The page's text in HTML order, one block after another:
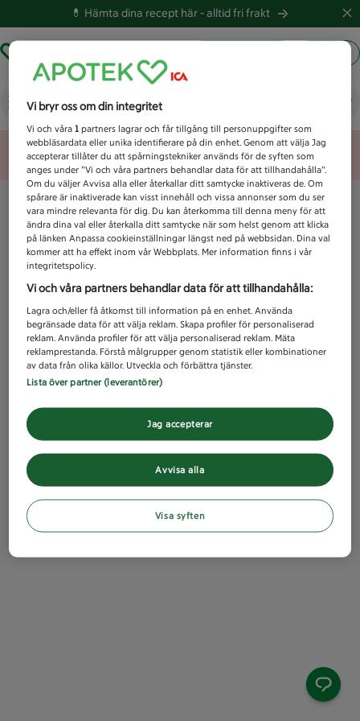
💊 Hämta dina recept här -alltid fri frakt
Vad letar du efter idag?
Unknown error
Vi bryr oss om din integritet
Vi och våra1 partners lagrar och får tillgång till personuppgifter som
webbläsardata eller unika identifierare på din enhet. Genom att välja Jag
accepterar tillåter du att spårningstekniker används för de syften som
anges under ”Vi och våra partners behandlar data för att tillhandahålla”.
Om du väljer Avvisa alla eller återkallar ditt samtycke inaktiveras de. Om
spårare är inaktiverade kan visst innehåll och vissa annonser som du ser
vara mindre relevanta för dig. Du kan återkomma till denna meny för att
ändra dina val eller återkalla ditt samtycke när som helst genom att klicka
på länken Anpassa cookieinställningar längst ned på webbsidan. Dina val
kommer att ha effekt inom vår Webbplats. Mer information finns i vår
integritetspolicy.
Vi och våra partners behandlar data för att tillhandahålla:
Lagra och/eller få åtkomst till information på en enhet. Använda
begränsade data för att välja reklam. Skapa profiler för personaliserad
reklam. Använda profiler för att välja personaliserad reklam. Mäta
reklamprestanda. Förstå målgrupper genom statistik eller kombinationer
av data från olika källor. Utveckla och förbättra tjänster.
Lista över partner (leverantörer)
Avvisa alla
Jag accepterar
Visa syften